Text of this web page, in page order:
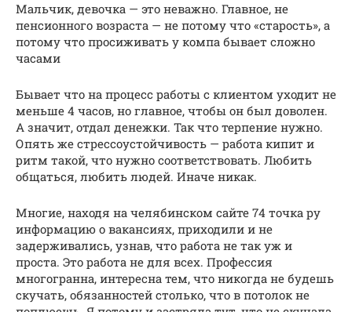
Мальчик, девочка — это неважно. Главное, не
пенсионного возраста — не потому что «старость», а
потому что просиживать у компа бывает сложно
часами
Бывает что на процесс работы с клиентом уходит не
меньше 4 часов, но главное, чтобы он был доволен.
А значит, отдал денежки. Так что терпение нужно.
Опять же стрессоустойчивость — работа кипит и
ритм такой, что нужно соответствовать. Любить
общаться, любить людей. Иначе никак.
Многие, находя на челябинском сайте 74 точка ру
информацию о вакансиях, приходили и не
задерживались, узнав, что работа не так уж и
проста. Это работа не для всех. Профессия
многогранна, интересна тем, что никогда не будешь
скучать, обязанностей столько, что в потолок не